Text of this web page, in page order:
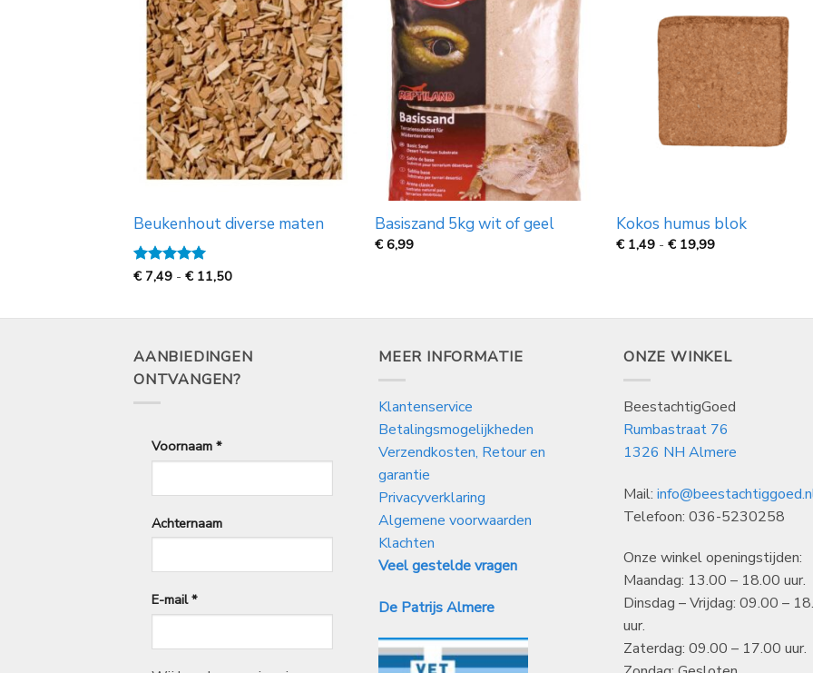
Beukenhout diverse maten
Gewaardeerd
€ 7,49 - € 11,50Prijsklasse:
Basiszand 5kg wit of geel
€6,99
Kokos humus blok
€ 1,49 - € 19,99Prijsklasse:
AANBIEDINGEN
ONTVANGEN?
Voornaam *
Achternaam
E-mail*
MEER INFORMATIE
Klantenservice
Betalingsmogelijkheden
Verzendkosten, Retour en
garantie
Privacyverklaring
Algemene voorwaarden
Klachten
Veel gestelde vragen
De Patrijs Almere
ONZE WINKEL
BeestachtigGoed
Rumbastraat 76
1326 NH Almere
Mail:
Telefoon: 036-5230258
Onze winkel openingstijden:
Maandag: 13.00 – 18.00 uur.
Dinsdag – Vrijdag: 09.00 –
uur.
Zaterdag: 09.00 – 17.00 uur.